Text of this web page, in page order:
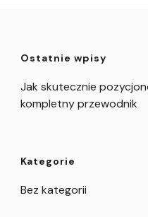
Ostatnie wpisy
Jak skutecznie
kompletny przewodnik
Kategorie
Bez kategorii